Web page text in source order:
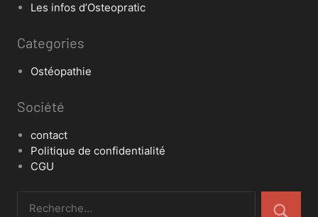
Les infos d’Osteopratic
Categories
Ostéopathie
Société
contact
Politique de confidentialité
CGU